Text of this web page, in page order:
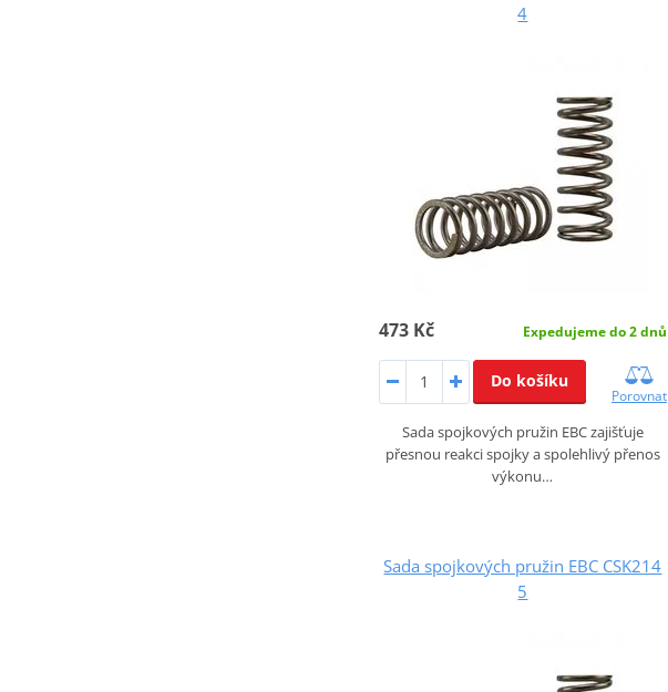
4
473 Kč Expedujeme do 2 dnů
Do košíku
Porovnat
Sada spojkových pružin EBC zajišťuje
přesnou reakci spojky a spolehlivý přenos
výkonu…
Sada spojkových pružin EBC CSK214
5